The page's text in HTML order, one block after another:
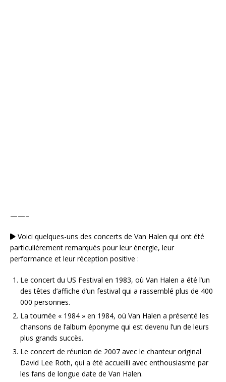
——–
Voici quelques-uns des concerts de Van Halen qui ont été
particulièrement remarqués pour leur énergie, leur
performance et leur réception positive :
Le concert du US Festival en 1983, où Van Halen a été l’un
des têtes d’affiche d’un festival qui a rassemblé plus de 400
000 personnes.
La tournée « 1984 » en 1984, où Van Halen a présenté les
chansons de l’album éponyme qui est devenu l’un de leurs
plus grands succès.
Le concert de réunion de 2007 avec le chanteur original
David Lee Roth, qui a été accueilli avec enthousiasme par
les fans de longue date de Van Halen.